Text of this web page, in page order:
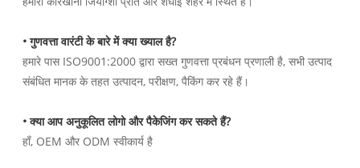
• गुणवत्ता वारंटी के बारे में क्या ख्याल है?
हमारे पास ISO9001:2000 द्वारा सख्त गुणवत्ता प्रबंधन प्रणाली है, सभी उत्पाद
संबंधित मानक के तहत उत्पादन, परीक्षण, पैकिंग कर रहे हैं।
• क्या आप अनुकूलित लोगो और पैकेजिंग कर सकते हैं?
हाँ, OEM और ODM स्वीकार्य है